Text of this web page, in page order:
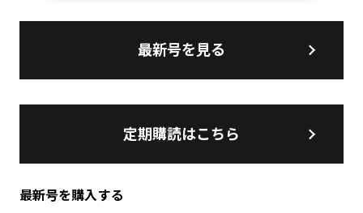
最新号を見る
定期購読はこちら
最新号を購入する